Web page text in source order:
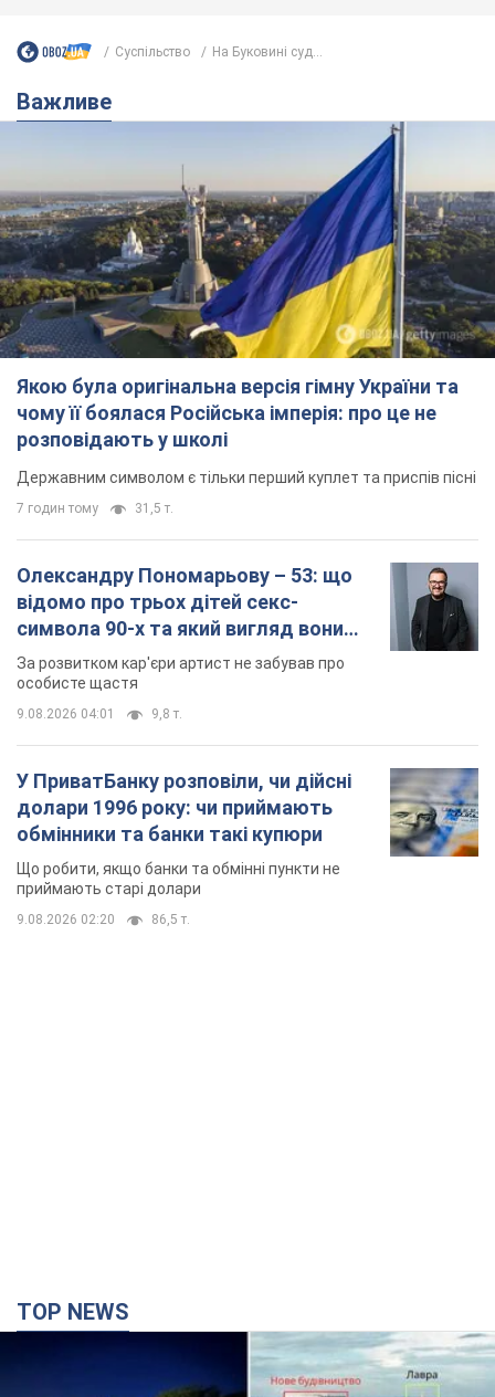
Суспільство На Буковині суд...
Важливе
Якою була оригінальна версія гімну України та
чому її боялася Російська імперія: про це не
розповідають у школі
Державним символом є тільки перший куплет та приспів пісні
7 годин тому 31,5 т.
Олександру Пономарьову – 53: що
відомо про трьох дітей секс-
символа 90-х та який вигляд вони
мають
За розвитком кар'єри артист не забував про
особисте щастя
9.08.2026 04:01 9,8 т.
У ПриватБанку розповіли, чи дійсні
долари 1996 року: чи приймають
обмінники та банки такі купюри
Що робити, якщо банки та обмінні пункти не
приймають старі долари
9.08.2026 02:20 86,5 т.
TOP NEWS